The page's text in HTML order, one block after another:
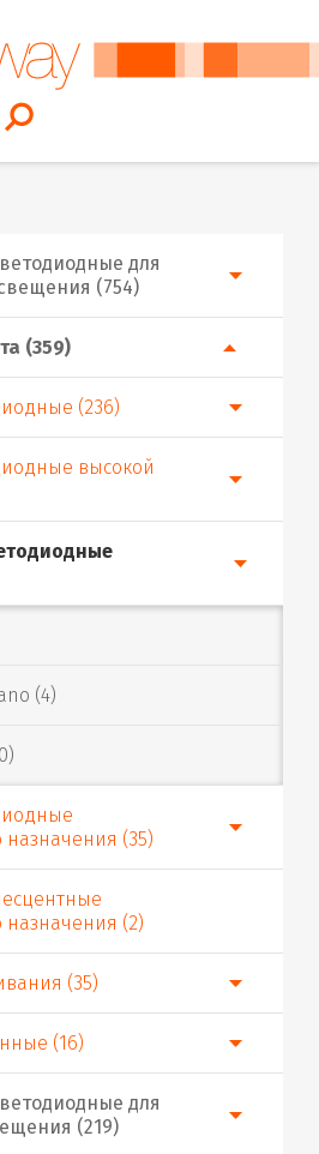
(359)
(236)
высокой
(4)
назначения (35)
назначения (2)
(35)
(16)
для
(754)
для
(219)